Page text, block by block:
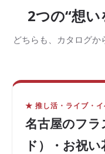
2つの“想
どちらも、カタログ
★ 推し活・ライブ・イ
名古屋のフ
ド）・お祝い